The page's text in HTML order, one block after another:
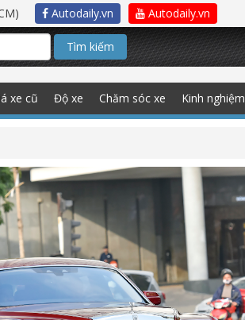
Autodaily.vn Autodaily.vn
Tìm kiếm
xe cũ Độ xe Chăm sóc xe Kinh nghiệm